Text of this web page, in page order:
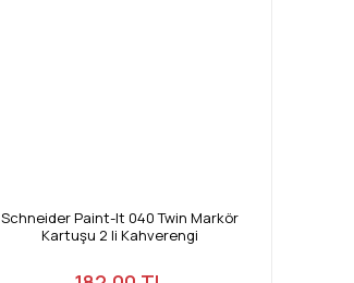
Schneider Paint-It 040 Twin Markör
Kartuşu 2 li Kahverengi